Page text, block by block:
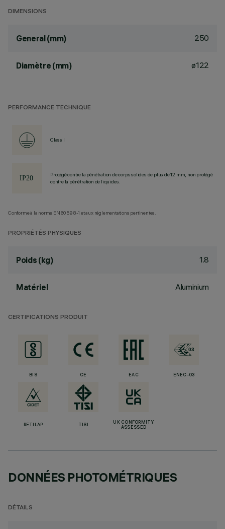
DIMENSIONS
General (mm) 250
Diamètre (mm) ø122
PERFORMANCE TECHNIQUE
Class I
Protégé contre la pénétration de corps solides de plus de 12 mm, non protégé
contre la pénétration de liquides.
Conforme à la norme EN60598-1 et aux réglementations pertinentes.
PROPRIÉTÉS PHYSIQUES
Poids (kg) 1.8
Matériel Aluminium
CERTIFICATIONS PRODUIT
BIS CE EAC ENEC-03
RETILAP TISI
UK CONFORMITY
ASSESSED
DONNÉES PHOTOMÉTRIQUES
DÉTAILS